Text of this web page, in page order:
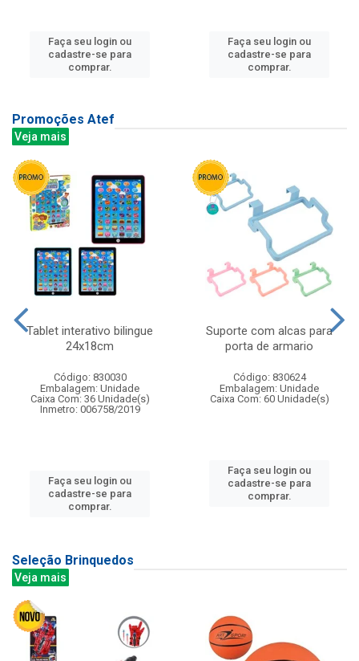
Faça seu login ou
cadastre-se para
comprar.
Faça seu login ou
cadastre-se para
comprar.
Promoções Atef
Veja mais
Tablet interativo bilingue
24x18cm
Código: 830030
Embalagem: Unidade
Caixa Com: 36 Unidade(s)
Inmetro: 006758/2019
Faça seu login ou
cadastre-se para
comprar.
Suporte com alcas para
porta de armario
Código: 830624
Embalagem: Unidade
Caixa Com: 60 Unidade(s)
Faça seu login ou
cadastre-se para
comprar.
Seleção Brinquedos
Veja mais